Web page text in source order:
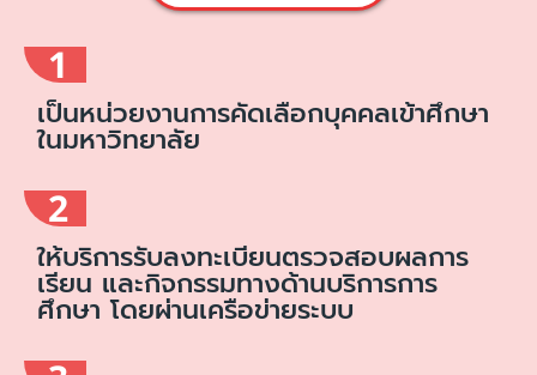
1
เป็นหน่วยงานการคัดเลือกบุคคลเข้าศึกษา
ในมหาวิทยาลัย
2
ให้บริการรับลงทะเบียนตรวจสอบผลการ
เรียน และกิจกรรมทางด้านบริการการ
ศึกษา โดยผ่านเครือข่ายระบบ